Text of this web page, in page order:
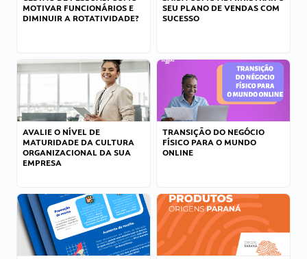
MOTIVAR FUNCIONÁRIOS E
DIMINUIR A ROTATIVIDADE?
SEU PLANO DE VENDAS COM
SUCESSO
AVALIE O NÍVEL DE
MATURIDADE DA CULTURA
ORGANIZACIONAL DA SUA
EMPRESA
TRANSIÇÃO DO NEGÓCIO
FÍSICO PARA O MUNDO
ONLINE